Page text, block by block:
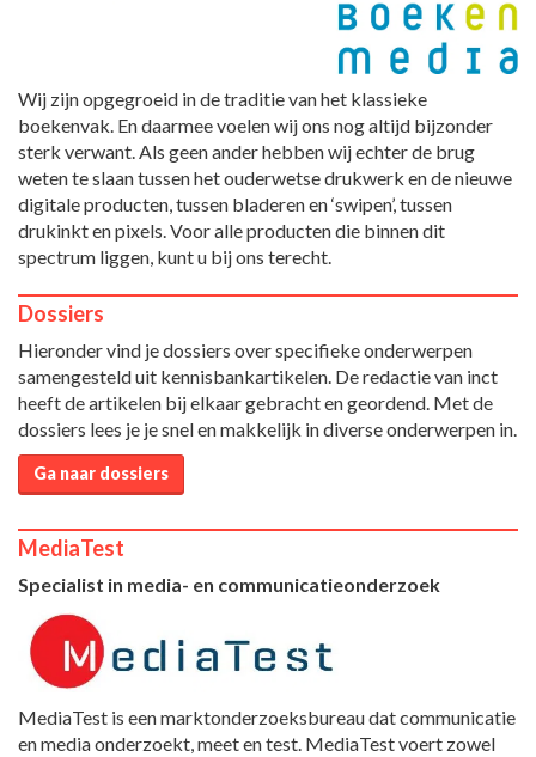
Wij zijn opgegroeid in de traditie van het klassieke
boekenvak. En daarmee voelen wij ons nog altijd bijzonder
sterk verwant. Als geen ander hebben wij echter de brug
weten te slaan tussen het ouderwetse drukwerk en de nieuwe
digitale producten, tussen bladeren en ‘swipen’, tussen
drukinkt en pixels. Voor alle producten die binnen dit
spectrum liggen, kunt u bij ons terecht.
Dossiers
Hieronder vind je dossiers over specifieke onderwerpen
samengesteld uit kennisbankartikelen. De redactie van inct
heeft de artikelen bij elkaar gebracht en geordend. Met de
dossiers lees je je snel en makkelijk in diverse onderwerpen in.
Ga naar dossiers
MediaTest
Specialist in media- en communicatieonderzoek
MediaTest is een marktonderzoeksbureau dat communicatie
en media onderzoekt, meet en test. MediaTest voert zowel